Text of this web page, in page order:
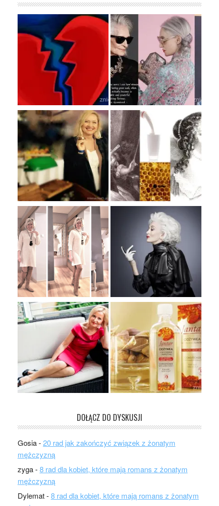
DOŁĄCZ DO DYSKUSJI
Gosia-20 rad jak zakończyć związek z żonatym
mężczyzną
zyga-8 rad dla kobiet, które mają romans z żonatym
mężczyzną
Dylemat-8 rad dla kobiet, które mają romans z żonatym